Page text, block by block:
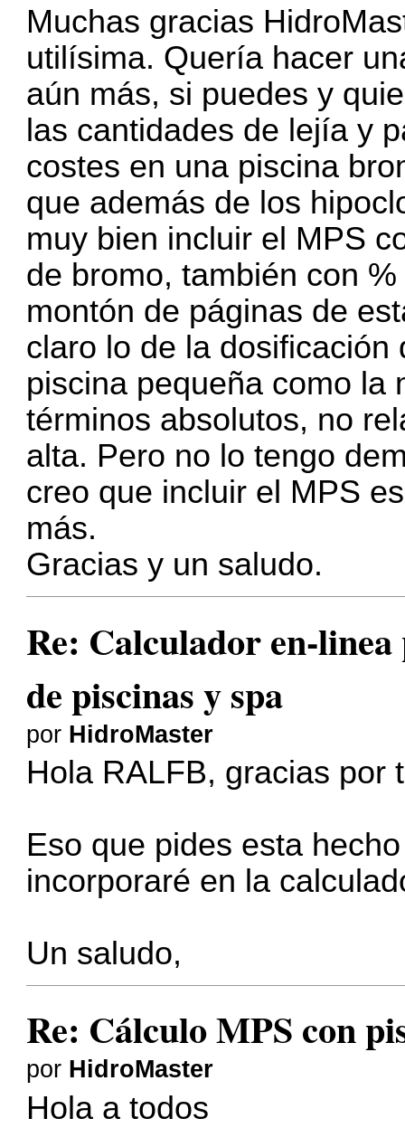
Muchas gracias
utilísima. Quería hacer
aún más, si puedes y
las cantidades de lejía y
costes en una piscina
que además de los
muy bien incluir el MPS
de bromo, también con
montón de páginas de
claro lo de la
piscina pequeña como la
términos absolutos, no
alta. Pero no lo tengo
creo que incluir el MPS
más.
Gracias y un saludo.
Re: Calculador en-
de piscinas y spa
por HidroMaster
Hola RALFB, gracias por
Eso que pides esta
incorporaré en la
Un saludo,
Re: Cálculo MPS con
por HidroMaster
Hola a todos